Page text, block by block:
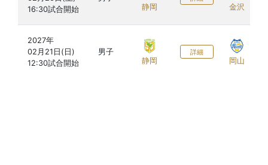
静岡
金沢
2027年
02月21日(日)
男子
静岡
詳細
岡山